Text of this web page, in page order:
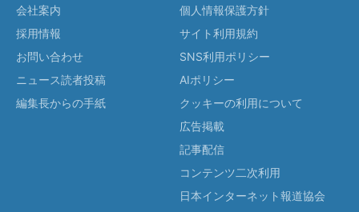
会社案内
採用情報
お問い合わせ
ニュース読者投稿
編集長からの手紙
個人情報保護方針
サイト利用規約
SNS利用ポリシー
AIポリシー
クッキーの利用について
広告掲載
記事配信
コンテンツ二次利用
日本インターネット報道協会